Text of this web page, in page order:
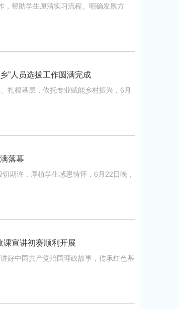
，帮助学生厘清实习流程、明确发展方
”人员选拔工作圆满完成
扎根基层，依托专业赋能乡村振兴，6月
落幕
期许，厚植学生感恩情怀，6月22日晚，
宣讲初赛顺利开展
好中国共产党治国理政故事，传承红色基